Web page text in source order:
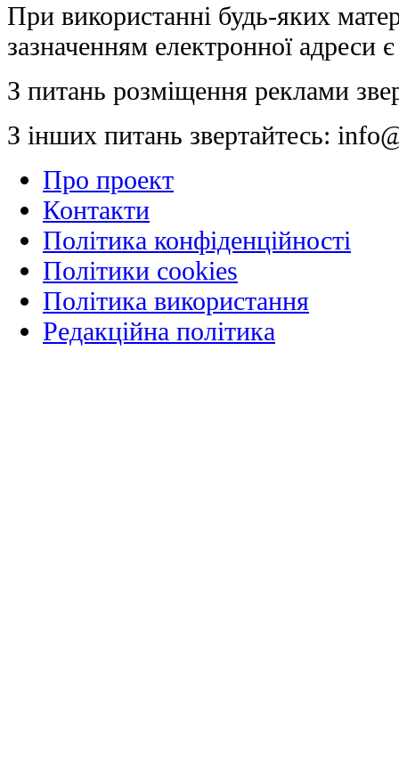
При використанні будь-яких
зазначенням електронної адреси
З питань розміщення реклами
З інших питань звертайтесь:
Про проект
Контакти
Політика конфіденційності
Політики cookies
Політика використання
Редакційна політика